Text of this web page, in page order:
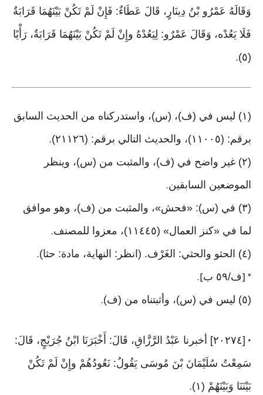
وَقَالَهُ عَمْرُو بْنُ دِينَارٍ، قَالَ عَطَاءٌ: فَإِنْ لَمْ تَكُنْ بَيْنَهُمَا قَرَابَةٌ
فَلَا يَعُدْه، وَقَالَ عَمْرٌو: لِيَعُدْهُ وإِنْ لَمْ تَكُنْ بَيْنَهُمَا قَرَابَةٌ، رَأْيًا
(٥)
.
(١) ليس في (ف)، (س)، واستدركناه من الحديث السابق
برقم: (١١٠٠٥)، والحديث التالي برقم: (٢١١٢٦)
.
(٢) غير واضح في (ف)، والمثبت من (س)، وينظر
الموضعين السابقين.
(٣) في (س): «فحش»، والمثبت من (ف)، وهو موافق
لما في «كنز العمال» (١١٤٤٥)، معزوا للمصنف
.
(٤) الحثو والحثي: الغَرْف. (انظر: النهاية، مادة: حثا) .
* [ف/٥٩ ب ].
(٥) ليس في (س)، وأثبتناه من (ف) .
•
[٢٠٢٧٤] أخبرنا عَبْدُ الرَّزَّاقِ، قَالَ: أَخْبَرَنَا ابْنُ جُرَيْجٍ، قَالَ:
سَمِعْتُ سُلَيْمَانَ بْنَ مُوسَى يَقُولُ: نَعُودُهُمْ وإِنْ لَمْ تَكُنْ
بَيْنَنَا وَبَيْنَهُمْ (١)
.